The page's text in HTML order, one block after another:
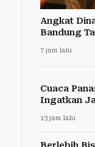
Angkat
Bandung
7 jam lalu
Cuaca
Ingatkan
13 jam lalu